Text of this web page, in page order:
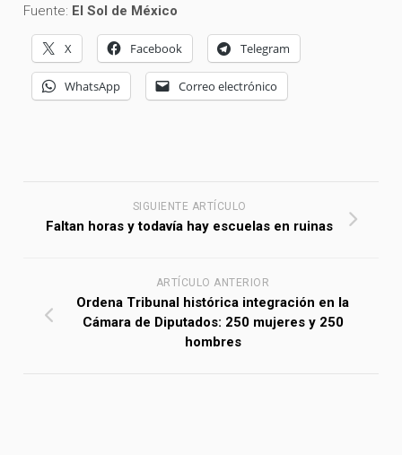
Fuente: El Sol de México
X Facebook Telegram
WhatsApp Correo electrónico
SIGUIENTE ARTÍCULO
Faltan horas y todavía hay escuelas en ruinas
ARTÍCULO ANTERIOR
Ordena Tribunal histórica integración en la
Cámara de Diputados: 250 mujeres y 250
hombres